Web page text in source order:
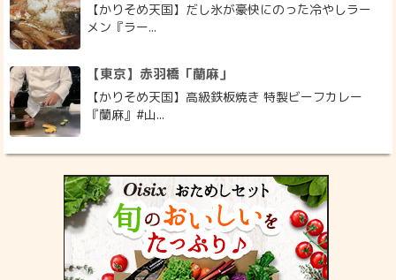
【かりそめ天国】だし氷が豪快にのった冷やしラー
メン『ラー...
【東京】赤羽橋「蘭麻」
【かりそめ天国】高級鉄板焼き 特製ビーフカレー
『蘭麻』#山...